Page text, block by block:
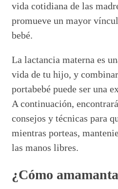
vida cotidiana de las
promueve un mayor
bebé.
La lactancia materna es
vida de tu hijo, y
portabebé puede ser una
A continuación,
consejos y técnicas para
mientras porteas,
las manos libres.
¿Cómo